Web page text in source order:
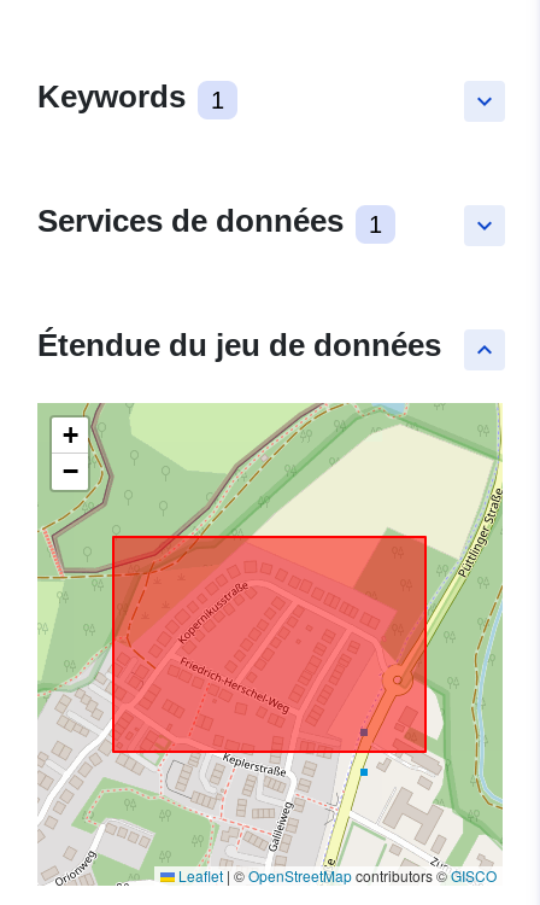
keyboard_arrow_down
Keywords 1
keyboard_arrow_down
Services de données 1
keyboard_arrow_up
Étendue du jeu de données
+
−
Leaflet | ©OpenStreetMapcontributors ©GISCO